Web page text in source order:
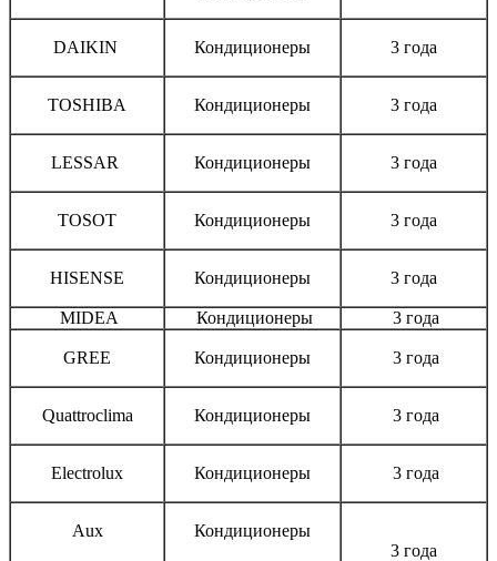
DAIKIN Кондиционеры 3 года
TOSHIBA Кондиционеры 3 года
LESSAR Кондиционеры 3 года
TOSOT Кондиционеры 3 года
HISENSE Кондиционеры 3 года
MIDEA Кондиционеры 3 года
GREE Кондиционеры 3 года
Quattroclima Кондиционеры 3 года
Electrolux Кондиционеры 3 года
Aux
Кондиционеры
3 года